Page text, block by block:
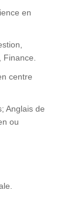
en
centre
Anglais de
ou